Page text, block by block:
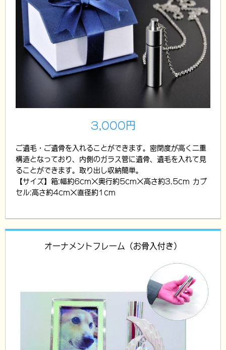
3,000円
ご遺毛・ご遺骨を入れることができます。密閉度が高く二重
構造となっており、内側のガラス管に遺骨、遺毛を入れて見
ることができます。取り出し収納簡単。
【サイズ】箱:幅約6cm×奥行約5cm×高さ約3.5cm カプ
セル:高さ約4cm×直径約1cm
オーナメントフレーム（お骨入付き）